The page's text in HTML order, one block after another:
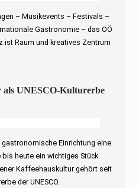
– Musikevents – Festivals –
Gastronomie – das OÖ
ist Raum und kreatives Zentrum
als UNESCO-Kulturerbe
Einrichtung eine
heute ein wichtiges Stück
Kaffeehauskultur gehört seit
der UNESCO.